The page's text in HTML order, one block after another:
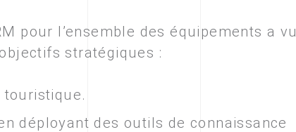
pour l’ensemble des équipements a vu
stratégiques :
touristique.
déployant des outils de connaissance